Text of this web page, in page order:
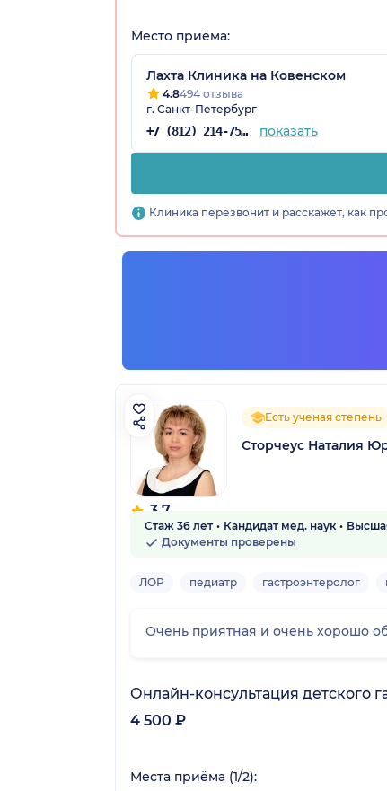
Место приёма:
Лахта Клиника на Ковенском
4.8494 отзыва
г. Санкт-Петербург
+7 (812) 214-75-06 показать
Клиника перезвонит и расскажет, как
3.7
23 отзыва
Есть ученая степень
Сторчеус Наталия
Стаж 36 лет Кандидат мед. наук
Документы проверены
ЛОР педиатр гастроэнтеролог
Очень приятная и очень хорошо
Онлайн-консультация детского
4 500 ₽
Места приёма (1/2):